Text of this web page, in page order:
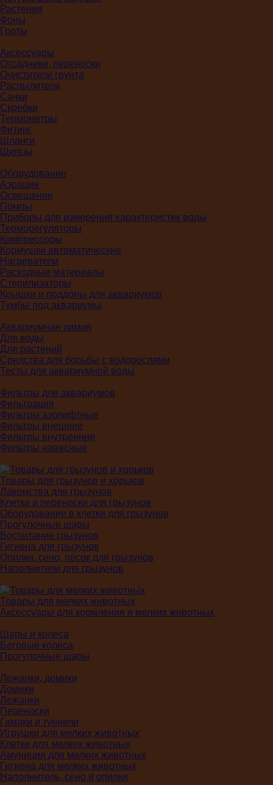
Растения
Фоны
Гроты
Аксессуары
Отсадники, переноски
Очистители грунта
Распылители
Сачки
Скребки
Термометры
Фитинг
Шланги
Щипцы
Оборудование
Аэрация
Освещение
Помпы
Приборы для измерения характеристик воды
Терморегуляторы
Компрессоры
Кормушки автоматические
Нагреватели
Расходные материалы
Стерилизаторы
Крышки и поддоны для аквариумов
Тумбы под аквариумы
Аквариумная химия
Для воды
Для растений
Средства для борьбы с водорослями
Тесты для аквариумной воды
Фильтры для аквариумов
Фильтрация
Фильтры аэрлифтные
Фильтры внешние
Фильтры внутренние
Фильтры навесные
Товары для грызунов и хорьков
Лакомства для грызунов
Клетки и переноски для грызунов
Оборудование в клетки для грызунов
Прогулочные шары
Воспитание грызунов
Гигиена для грызунов
Опилки, сено, песок для грызунов
Наполнители для грызунов
Товары для мелких животных
Аксессуары для кормления я мелких животных
Шары и колеса
Беговые колеса
Прогулочные шары
Лежанки, домики
Домики
Лежанки
Переноски
Гамаки и туннели
Игрушки для мелких животных
Клетки для мелких животных
Амуниция для мелких животных
Гигиена для мелких животных
Наполнитель, сено и опилки